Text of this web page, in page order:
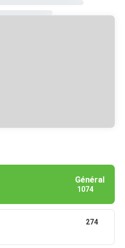
Général
1074
274